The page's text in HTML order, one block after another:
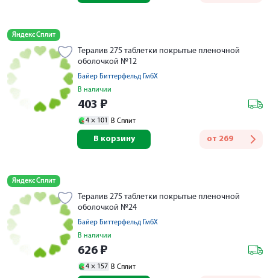
Яндекс Сплит
Тералив 275 таблетки покрытые пленочной
оболочкой №12
Байер Биттерфельд ГмбХ
В наличии
403 ₽
4 × 101 В Сплит
от 269
В корзину
Яндекс Сплит
Тералив 275 таблетки покрытые пленочной
оболочкой №24
Байер Биттерфельд ГмбХ
В наличии
626 ₽
4 × 157 В Сплит